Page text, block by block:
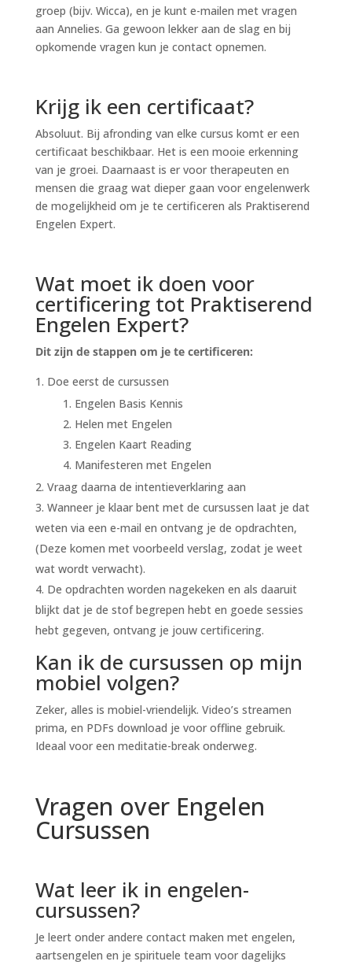
groep (bijv. Wicca), en je kunt e-mailen met vragen
aan Annelies. Ga gewoon lekker aan de slag en bij
opkomende vragen kun je contact opnemen.
Krijg ik een certificaat?
Absoluut. Bij afronding van elke cursus komt er een
certificaat beschikbaar. Het is een mooie erkenning
van je groei. Daarnaast is er voor therapeuten en
mensen die graag wat dieper gaan voor engelenwerk
de mogelijkheid om je te certificeren als Praktiserend
Engelen Expert.
Wat moet ik doen voor
certificering tot Praktiserend
Engelen Expert?
Dit zijn de stappen om je te certificeren:
Doe eerst de cursussen
Engelen Basis Kennis
Helen met Engelen
Engelen Kaart Reading
Manifesteren met Engelen
Vraag daarna de intentieverklaring aan
Wanneer je klaar bent met de cursussen laat je dat
weten via een e-mail en ontvang je de opdrachten,
(Deze komen met voorbeeld verslag, zodat je weet
wat wordt verwacht).
De opdrachten worden nagekeken en als daaruit
blijkt dat je de stof begrepen hebt en goede sessies
hebt gegeven, ontvang je jouw certificering.
Kan ik de cursussen op mijn
mobiel volgen?
Zeker, alles is mobiel-vriendelijk. Video’s streamen
prima, en PDFs download je voor offline gebruik.
Ideaal voor een meditatie-break onderweg.
Vragen over Engelen
Cursussen
Wat leer ik in engelen-
cursussen?
Je leert onder andere contact maken met engelen,
aartsengelen en je spirituele team voor dagelijks